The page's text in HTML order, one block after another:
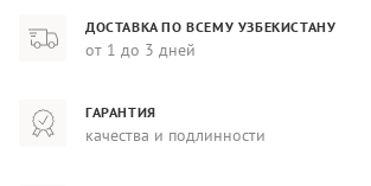
ДОСТАВКА ПО ВСЕМУ УЗБЕКИСТАНУ
от 1 до 3 дней
ГАРАНТИЯ
качества и подлинности